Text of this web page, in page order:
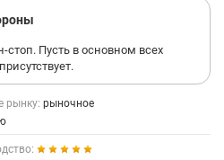
Пусть в основном всех
рынку: рыночное